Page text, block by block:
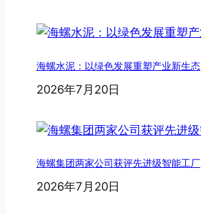
海螺水泥：以绿色发展重塑产业新生态
2026年7月20日
海螺集团两家公司获评先进级智能工厂
2026年7月20日